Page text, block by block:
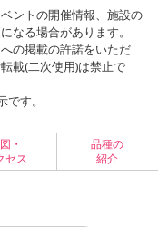
ントの開催情報、施設の
なる場合があります。
の掲載の許諾をいただ
載(二次使用)は禁止で
す。
・
セス
品種の
紹介